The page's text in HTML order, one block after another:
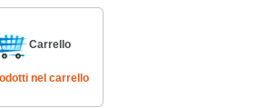
Carrello
nel carrello